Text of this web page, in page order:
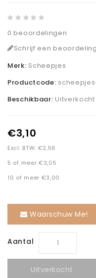
0 beoordelingen
Schrijf een beoordeling
Merk: Scheepjes
Productcode:
Beschikbaar: Uitverkocht
€3,10
Excl. BTW: €2,56
5 of meer €3,05
10 of meer €3,00
Waarschuw Me!
Aantal
Uitverkocht